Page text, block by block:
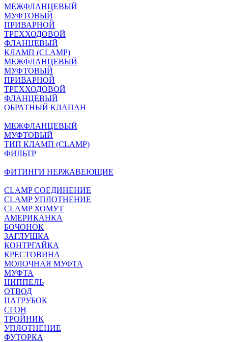
МЕЖФЛАНЦЕВЫЙ
МУФТОВЫЙ
ПРИВАРНОЙ
ТРЕХХОДОВОЙ
ФЛАНЦЕВЫЙ
КЛАМП (CLAMP)
МЕЖФЛАНЦЕВЫЙ
МУФТОВЫЙ
ПРИВАРНОЙ
ТРЕХХОДОВОЙ
ФЛАНЦЕВЫЙ
ОБРАТНЫЙ КЛАПАН
МЕЖФЛАНЦЕВЫЙ
МУФТОВЫЙ
ТИП КЛАМП (CLAMP)
ФИЛЬТР
ФИТИНГИ НЕРЖАВЕЮЩИЕ
CLAMP СОЕДИНЕНИЕ
CLAMP УПЛОТНЕНИЕ
CLAMP ХОМУТ
АМЕРИКАНКА
БОЧОНОК
ЗАГЛУШКА
КОНТРГАЙКА
КРЕСТОВИНА
МОЛОЧНАЯ МУФТА
МУФТА
НИППЕЛЬ
ОТВОД
ПАТРУБОК
СГОН
ТРОЙНИК
УПЛОТНЕНИЕ
ФУТОРКА